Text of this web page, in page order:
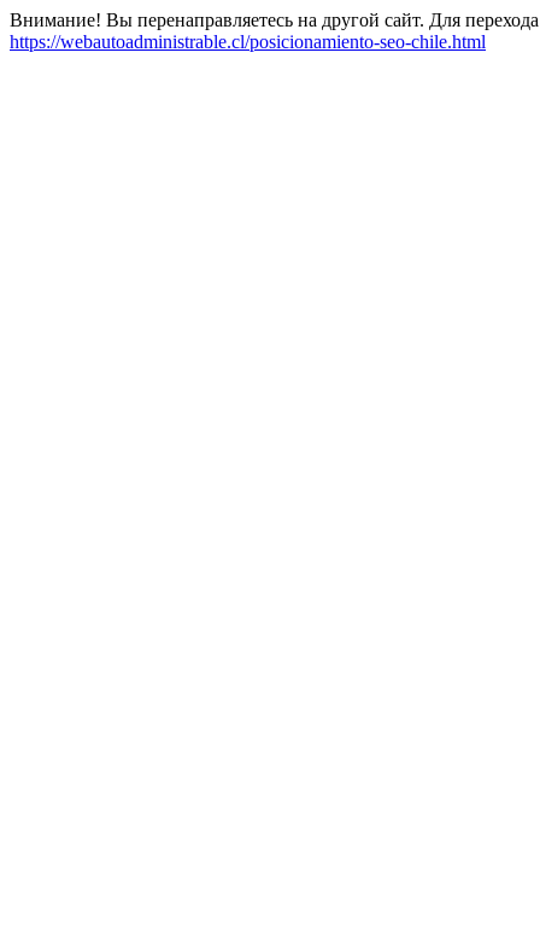
Внимание! Вы перенаправляетесь на другой сайт. Для
https://webautoadministrable.cl/posicionamiento-seo-chile.html